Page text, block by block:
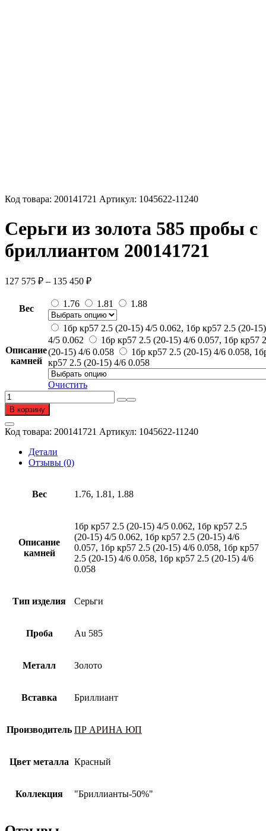
Код товара: 200141721 Артикул: 1045622-11240
Серьги из золота 585 пробы с
бриллиантом 200141721
127 575 ₽ – 135 450 ₽Диапазон
127
575 ₽
–
135
450 ₽
Вес 1.76 1.81 1.88
Описание
камней
1бр кр57 2.5 (20-15) 4/5 0.062, 1бр кр57 2.5 (20-15)
4/5 0.062
1бр кр57 2.5 (20-15) 4/6 0.057, 1бр кр57
(20-15) 4/6 0.058
1бр кр57 2.5 (20-15) 4/6 0.058,
кр57 2.5 (20-15) 4/6 0.058
Очистить
Количество
товара
Серьги
из
золота
пробы
В корзину
Код товара: 200141721 Артикул: 1045622-11240
Детали
Отзывы (0)
Вес 1.76, 1.81, 1.88
Описание
камней
1бр кр57 2.5 (20-15) 4/5 0.062, 1бр кр57 2.5
(20-15) 4/5 0.062, 1бр кр57 2.5 (20-15) 4/6
0.057, 1бр кр57 2.5 (20-15) 4/6 0.058, 1бр кр57
2.5 (20-15) 4/6 0.058, 1бр кр57 2.5 (20-15) 4/6
0.058
Тип изделия Серьги
Проба Au 585
Металл Золото
Вставка Бриллиант
Производитель ПР АРИНА ЮП
Цвет металла Красный
Коллекция "Бриллианты-50%"